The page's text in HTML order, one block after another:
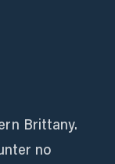
Brittany.
no